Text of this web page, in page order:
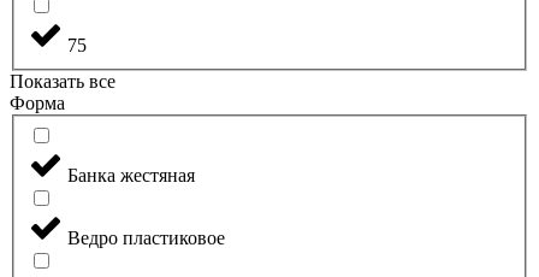
75
Показать все
Форма
Банка жестяная
Ведро пластиковое